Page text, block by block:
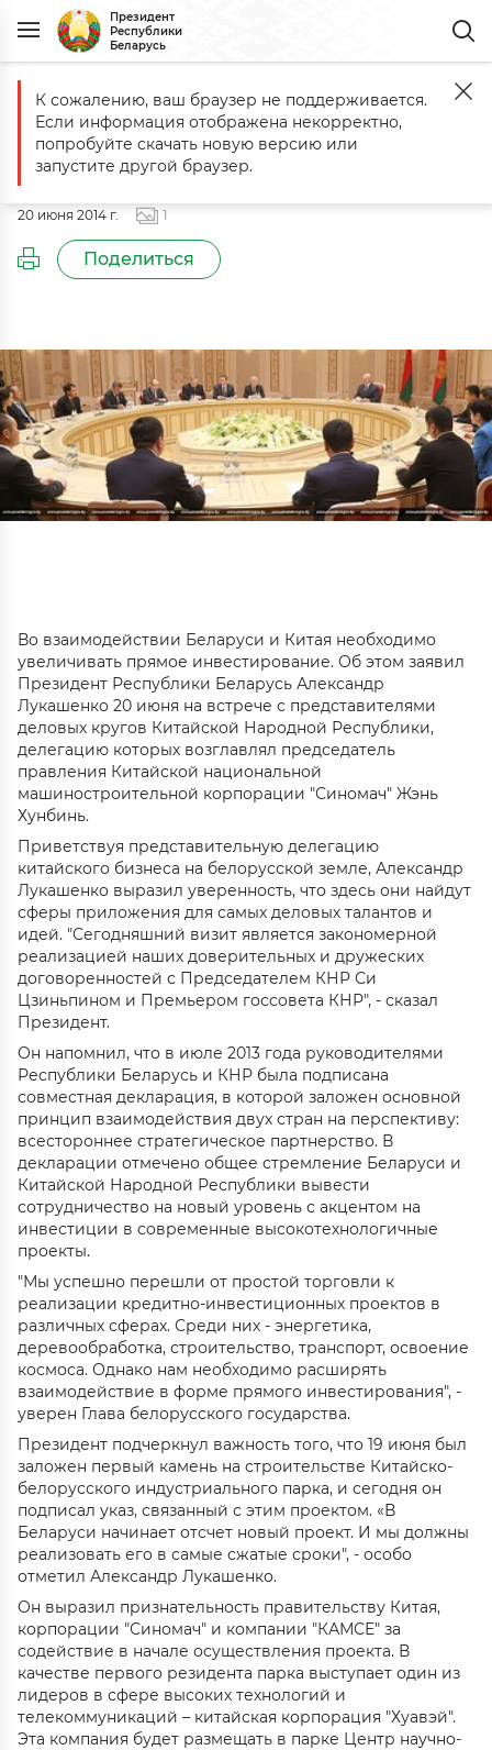
Президент
Республики
Беларусь
Главная События Встреча с представителями деловых кругов
Встреча с представителями
деловых кругов Китая
20 июня 2014 г. 1
Поделиться
Во взаимодействии Беларуси и Китая необходимо
увеличивать прямое инвестирование. Об этом заявил
Президент Республики Беларусь Александр
Лукашенко 20 июня на встрече с представителями
деловых кругов Китайской Народной Республики,
делегацию которых возглавлял председатель
правления Китайской национальной
машиностроительной корпорации "Синомач" Жэнь
Хунбинь.
Приветствуя представительную делегацию
китайского бизнеса на белорусской земле, Александр
Лукашенко выразил уверенность, что здесь они найдут
сферы приложения для самых деловых талантов и
идей. "Сегодняшний визит является закономерной
реализацией наших доверительных и дружеских
договоренностей с Председателем КНР Си
Цзиньпином и Премьером госсовета КНР", - сказал
Президент.
Он напомнил, что в июле 2013 года руководителями
Республики Беларусь и КНР была подписана
совместная декларация, в которой заложен основной
принцип взаимодействия двух стран на перспективу:
всестороннее стратегическое партнерство. В
декларации отмечено общее стремление Беларуси и
Китайской Народной Республики вывести
сотрудничество на новый уровень с акцентом на
инвестиции в современные высокотехнологичные
проекты.
"Мы успешно перешли от простой торговли к
реализации кредитно-инвестиционных проектов в
различных сферах. Среди них - энергетика,
деревообработка, строительство, транспорт, освоение
космоса. Однако нам необходимо расширять
взаимодействие в форме прямого инвестирования", -
уверен Глава белорусского государства.
Президент подчеркнул важность того, что 19 июня был
заложен первый камень на строительстве Китайско-
белорусского индустриального парка, и сегодня он
подписал указ, связанный с этим проектом. «В
Беларуси начинает отсчет новый проект. И мы должны
реализовать его в самые сжатые сроки", - особо
отметил Александр Лукашенко.
Он выразил признательность правительству Китая,
корпорации "Синомач" и компании "КАМСЕ" за
содействие в начале осуществления проекта. В
качестве первого резидента парка выступает один из
лидеров в сфере высоких технологий и
телекоммуникаций – китайская корпорация "Хуавэй".
Эта компания будет размещать в парке Центр научно-
К сожалению, ваш браузер не поддерживается.
Если информация отображена некорректно,
попробуйте скачать новую версию или
запустите другой браузер.